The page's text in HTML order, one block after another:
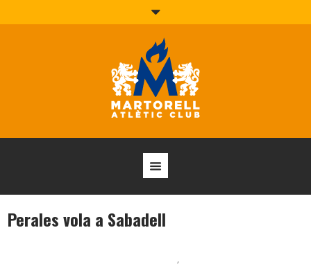
Perales vola a Sabadell